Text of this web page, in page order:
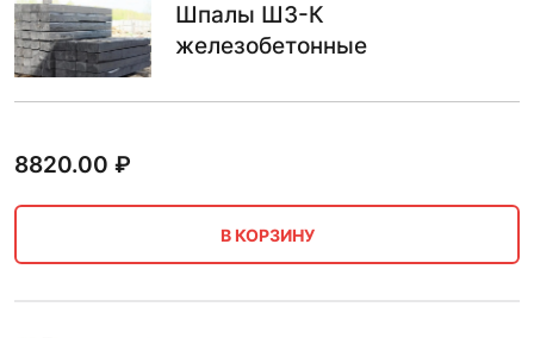
Шпалы Ш3-К
железобетонные
8820.00 ₽
В КОРЗИНУ